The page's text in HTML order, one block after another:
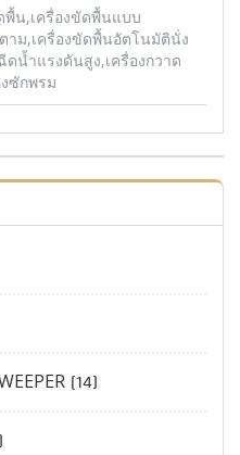
พื้น,เครื่องขัดพื้นแบบ
าม,เครื่องขัดพื้นอัตโนมัตินั่ง
น้ำแรงดันสูง,เครื่องกวาด
ซักพรม
(14)